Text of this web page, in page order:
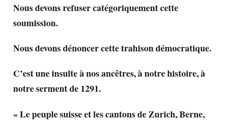
Nous devons refuser catégoriquement cette
soumission.
Nous devons dénoncer cette trahison démocratique.
C’est une insulte à nos ancêtres, à notre histoire, à
notre serment de 1291.
« Le peuple suisse et les cantons de Zurich, Berne,